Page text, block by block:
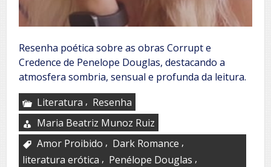
Resenha poética sobre as obras Corrupt e
Credence de Penelope Douglas, destacando a
atmosfera sombria, sensual e profunda da leitura.
Literatura , Resenha
Maria Beatriz Munoz Ruiz
Amor Proibido , Dark Romance ,
literatura erótica , Penélope Douglas ,